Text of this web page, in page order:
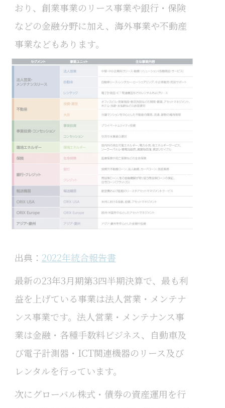
おり、創業事業のリース事業や銀行・保険
などの金融分野に加え、海外事業や不動産
事業などもあります。
出典： 2022年統合報告書
最新の23年3月期第3四半期決算で、最も利
益を上げている事業は法人営業・メンテナ
ンス事業です。法人営業・メンテナンス事
業は金融・各種手数料ビジネス、自動車及
び電子計測器・ICT関連機器のリース及び
レンタルを行っています。
次にグローバル株式・債券の資産運用を行